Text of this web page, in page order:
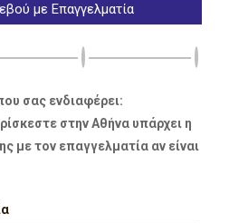
με Επαγγελματία
σας ενδιαφέρει:
στην Αθήνα υπάρχει η
με τον επαγγελματία αν είναι